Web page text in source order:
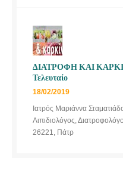
ΔΙΑΤΡΟΦΗ ΚΑΙ
Τελευταίο
18/02/2019
Ιατρός Μαριάννα
Λιπιδιολόγος,
26221, Πάτρ